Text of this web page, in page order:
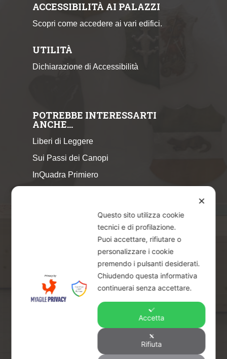
ACCESSIBILITÀ AI PALAZZI
Scopri come accedere ai vari edifici.
UTILITÀ
Dichiarazione di Accessibilità
POTREBBE INTERESSARTI
ANCHE…
Liberi di Leggere
Sui Passi dei Canopi
InQuadra Primiero
Libretto Eventi – estate 2026
© 2026 Piccoli Musei a Primiero - San Martino di
Castrozza | CF & P.IVA 02401890229 |
✕
Questo sito utilizza cookie
tecnici e di profilazione.
Puoi accettare, rifiutare o
personalizzare i cookie
premendo i pulsanti desiderati.
Chiudendo questa informativa
continuerai senza accettare.
Accetta
Rifiuta